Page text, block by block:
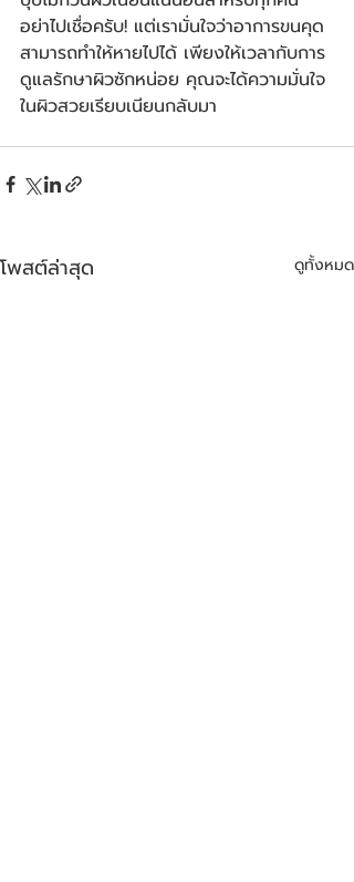
อย่าไปเชื่อครับ! แต่เรามั่นใจว่าอาการขนคุด
สามารถทำให้หายไปได้ เพียงให้เวลากับการ
ดูแลรักษาผิวซักหน่อย คุณจะได้ความมั่นใจ
ในผิวสวยเรียบเนียนกลับมา
โพสต์ล่าสุด ดูทั้งหมด